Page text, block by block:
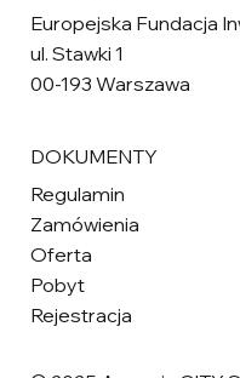
Europejska Fundacja
ul. Stawki 1
00-193 Warszawa
DOKUMENTY
Regulamin
Zamówienia
Oferta
Pobyt
Rejestracja